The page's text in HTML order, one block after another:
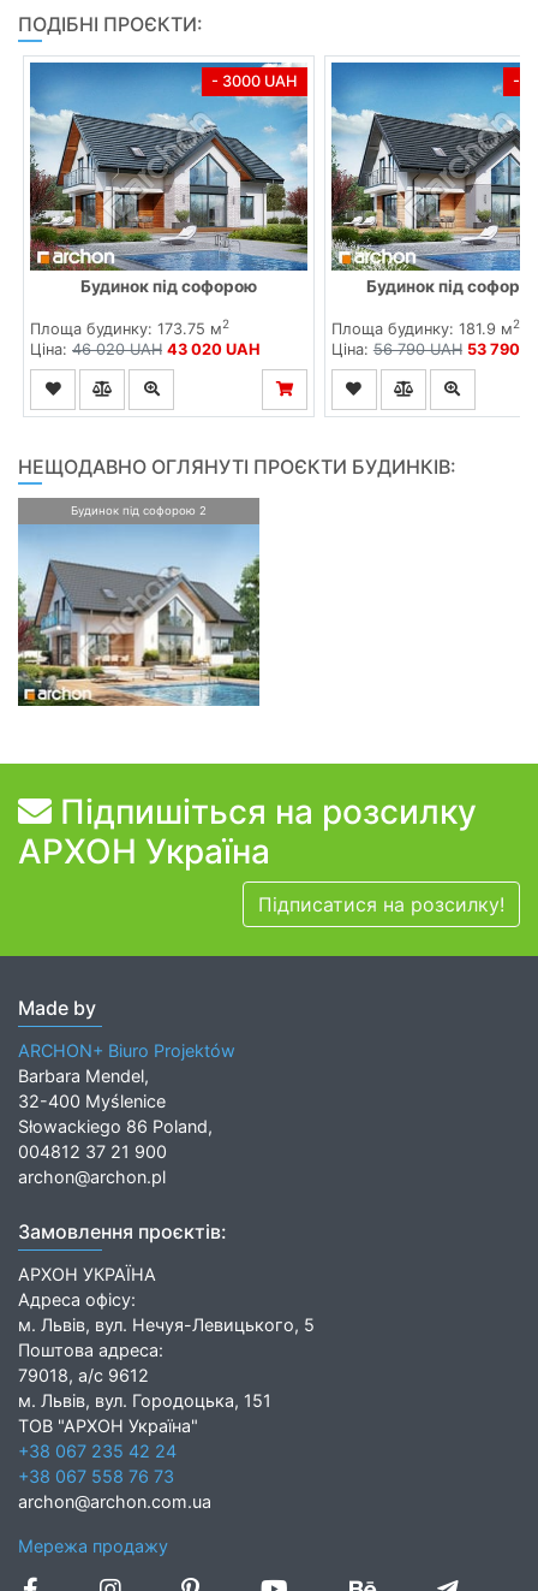
ПОДІБНІ ПРОЄКТИ:
- 3000 UAH
Будинок під софорою
Площа будинку: 173.75 м2
Ціна: 46 020 UAH 43 020 UAH
-
Будинок під
Площа будинку: 181.9 м2
Ціна:56 790 UAH 53 790
НЕЩОДАВНО ОГЛЯНУТІ ПРОЄКТИ БУДИНКІВ:
Будинок під софорою 2
Підпишіться на розсилку
АРХОН Україна
Підписатися на розсилку!
Made by
ARCHON+ Biuro Projektów
Barbara Mendel,
32-400 Myślenice
Słowackiego 86 Poland,
004812 37 21 900
archon@archon.pl
Замовлення проєктів:
АРХОН УКРАЇНА
Адреса офісу:
м. Львів, вул. Нечуя-Левицького, 5
Поштова адреса:
79018, а/с 9612
м. Львів, вул. Городоцька, 151
ТОВ "АРХОН Україна"
+38 067 235 42 24
+38 067 558 76 73
archon@archon.com.ua
Мережа продажу